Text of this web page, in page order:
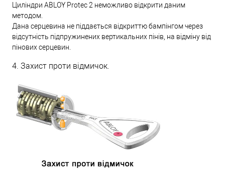
Циліндри ABLOY Protec 2 неможливо відкрити даним
методом.
Дана серцевина не піддається відкриттю бампінгом через
відсутність підпружинених вертикальних пінів, на відміну від
пінових серцевин.
4. Захист проти відмичок.